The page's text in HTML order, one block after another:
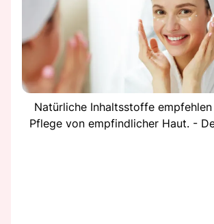
Natürliche Inhaltsstoffe
Pflege von empfindlicher Haut. -